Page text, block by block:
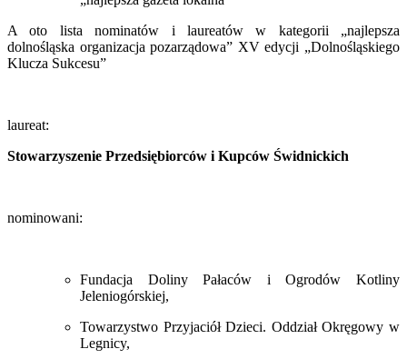
A oto lista nominatów i laureatów w kategorii „najlepsza
dolnośląska organizacja pozarządowa” XV edycji „Dolnośląskiego
Klucza Sukcesu”
laureat:
Stowarzyszenie Przedsiębiorców i Kupców Świdnickich
nominowani:
Fundacja Doliny Pałaców i Ogrodów Kotliny
Jeleniogórskiej,
Towarzystwo Przyjaciół Dzieci. Oddział Okręgowy w
Legnicy,